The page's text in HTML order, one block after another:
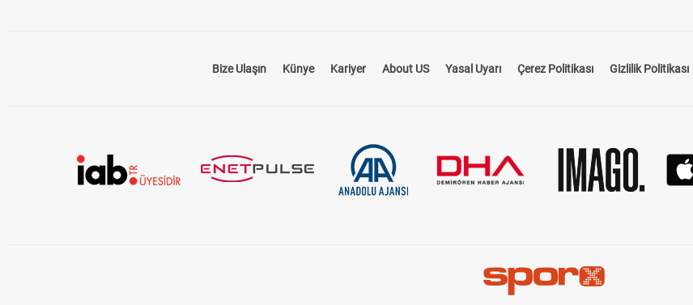
Bize Ulaşın Künye Kariyer About US Yasal Uyarı Çerez Politikası Gizlilik Politikası